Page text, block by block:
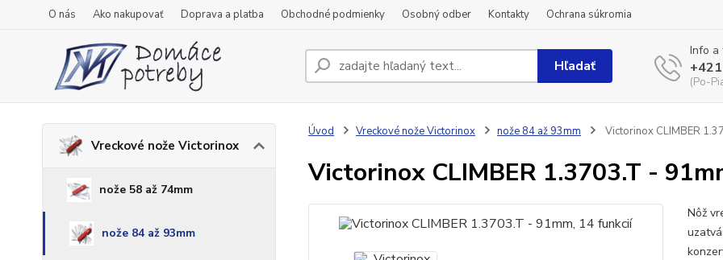
O nás Ako nakupovať Doprava a platba Obchodné podmienky Osobný odber Kontakty Ochrana súkromia
Hľadať
Info a
(Po-
Vreckové nože Victorinox
nože 58 až 74mm
nože 84 až 93mm
Úvod Vreckové nože Victorinox nože 84 až 93mm Victorinox CLIMBER
Victorinox CLIMBER 1.3703.T -
Nôž